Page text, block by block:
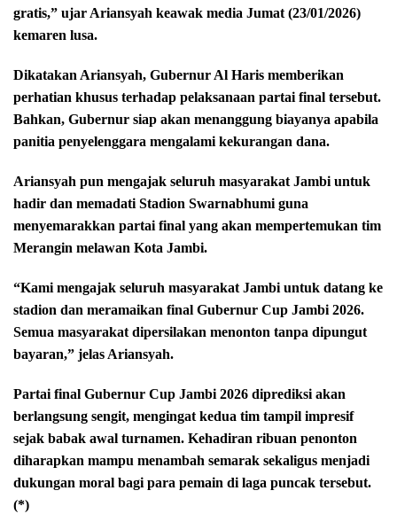
gratis,” ujar Ariansyah keawak media Jumat (23/01/2026)
kemaren lusa.
Dikatakan Ariansyah, Gubernur Al Haris memberikan
perhatian khusus terhadap pelaksanaan partai final tersebut.
Bahkan, Gubernur siap akan menanggung biayanya apabila
panitia penyelenggara mengalami kekurangan dana.
Ariansyah pun mengajak seluruh masyarakat Jambi untuk
hadir dan memadati Stadion Swarnabhumi guna
menyemarakkan partai final yang akan mempertemukan tim
Merangin melawan Kota Jambi.
“Kami mengajak seluruh masyarakat Jambi untuk datang ke
stadion dan meramaikan final Gubernur Cup Jambi 2026.
Semua masyarakat dipersilakan menonton tanpa dipungut
bayaran,” jelas Ariansyah.
Partai final Gubernur Cup Jambi 2026 diprediksi akan
berlangsung sengit, mengingat kedua tim tampil impresif
sejak babak awal turnamen. Kehadiran ribuan penonton
diharapkan mampu menambah semarak sekaligus menjadi
dukungan moral bagi para pemain di laga puncak tersebut.
(*)